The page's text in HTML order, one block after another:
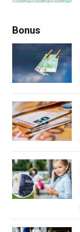
Bonus